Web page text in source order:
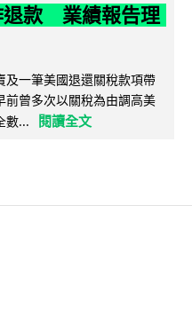
退款 業績報告理
及一筆美國退還關稅款項帶
前曾多次以關稅為由調高美
數...
閱讀全文